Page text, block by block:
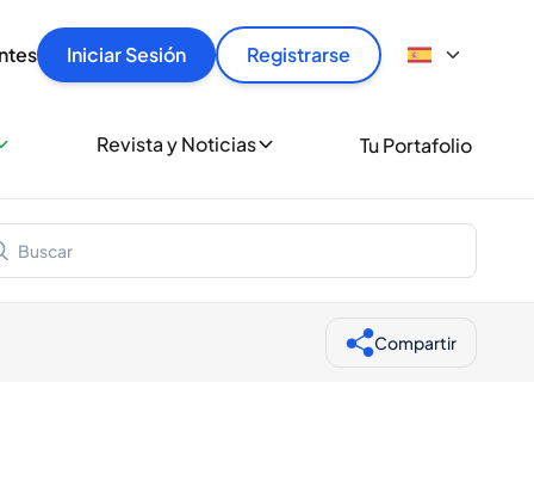
Iniciar Sesión Registrarse
rápido, con seguridad y al mejor precio.
miles de amantes del whisky y los destilados.
Revista y Noticias Tu Portafolio
Compartir